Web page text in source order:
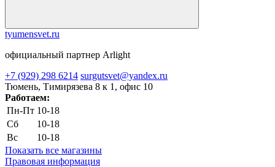
tyumensvet.ru
официальный партнер Arlight
+7 (929) 298 6214 surgutsvet@yandex.ru
Тюмень, Тимирязева 8 к 1, офис 10
Работаем:
Пн-Пт 10-18
Сб
10-18
Вс
10-18
Показать все магазины
Правовая информация